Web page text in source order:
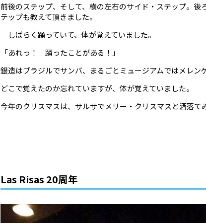
前後のステップ、そして、横の左右のサイド・ステップ。後
テップも教えて頂きました。
しばらく踊っていて、体が覚えていました。
「あれっ！ 踊ったことがある！」
銀造はブラジルでサンバ、まるごとミュージアムではメレン
どこで覚えたのか忘れていますが、体が覚えていました。
今年のクリスマスは、サルサでメリー・クリスマスと洒落て
Las Risas 20周年